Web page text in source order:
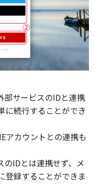
サービスのIDと連携
に続行することができ
アカウントとの連携も
IDとは連携せず、メ
登録することができま